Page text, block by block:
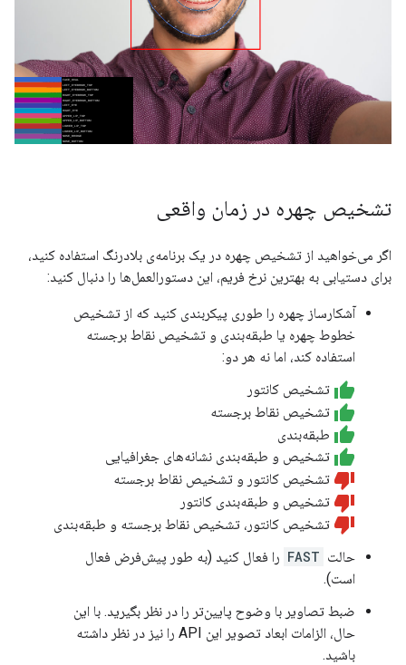
تشخیص چهره در زمان واقعی
اگر می‌خواهید از تشخیص چهره در یک برنامه‌ی بلادرنگ استفاده کنید،
برای دستیابی به بهترین نرخ فریم، این دستورالعمل‌ها را دنبال کنید:
آشکارساز چهره را طوری پیکربندی کنید که از تشخیص
خطوط چهره یا طبقه‌بندی و تشخیص نقاط برجسته
استفاده کند، اما نه هر دو:
تشخیص کانتور
تشخیص نقاط برجسته
طبقه‌بندی
تشخیص و طبقه‌بندی نشانه‌های جغرافیایی
تشخیص کانتور و تشخیص نقاط برجسته
تشخیص و طبقه‌بندی کانتور
تشخیص کانتور، تشخیص نقاط برجسته و طبقه‌بندی
حالت FAST را فعال کنید (به طور پیش‌فرض فعال
است).
ضبط تصاویر با وضوح پایین‌تر را در نظر بگیرید. با این
حال، الزامات ابعاد تصویر این API را نیز در نظر داشته
باشید.